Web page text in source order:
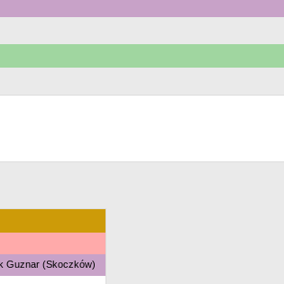
Guznar (Skoczków)